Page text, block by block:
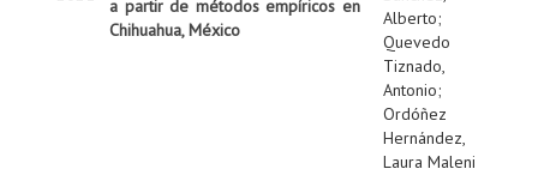
a partir de métodos empíricos en
Chihuahua, México
Alberto;
Quevedo
Tiznado,
Antonio;
Ordóñez
Hernández,
Laura Maleni